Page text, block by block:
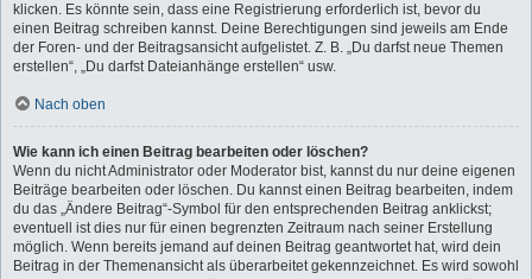
klicken. Es könnte sein, dass eine Registrierung erforderlich ist, bevor du
einen Beitrag schreiben kannst. Deine Berechtigungen sind jeweils am Ende
der Foren- und der Beitragsansicht aufgelistet. Z. B. „Du darfst neue Themen
erstellen“, „Du darfst Dateianhänge erstellen“ usw.
Nach oben
Wie kann ich einen Beitrag bearbeiten oder löschen?
Wenn du nicht Administrator oder Moderator bist, kannst du nur deine eigenen
Beiträge bearbeiten oder löschen. Du kannst einen Beitrag bearbeiten, indem
du das „Ändere Beitrag“-Symbol für den entsprechenden Beitrag anklickst;
eventuell ist dies nur für einen begrenzten Zeitraum nach seiner Erstellung
möglich. Wenn bereits jemand auf deinen Beitrag geantwortet hat, wird dein
Beitrag in der Themenansicht als überarbeitet gekennzeichnet. Es wird sowohl